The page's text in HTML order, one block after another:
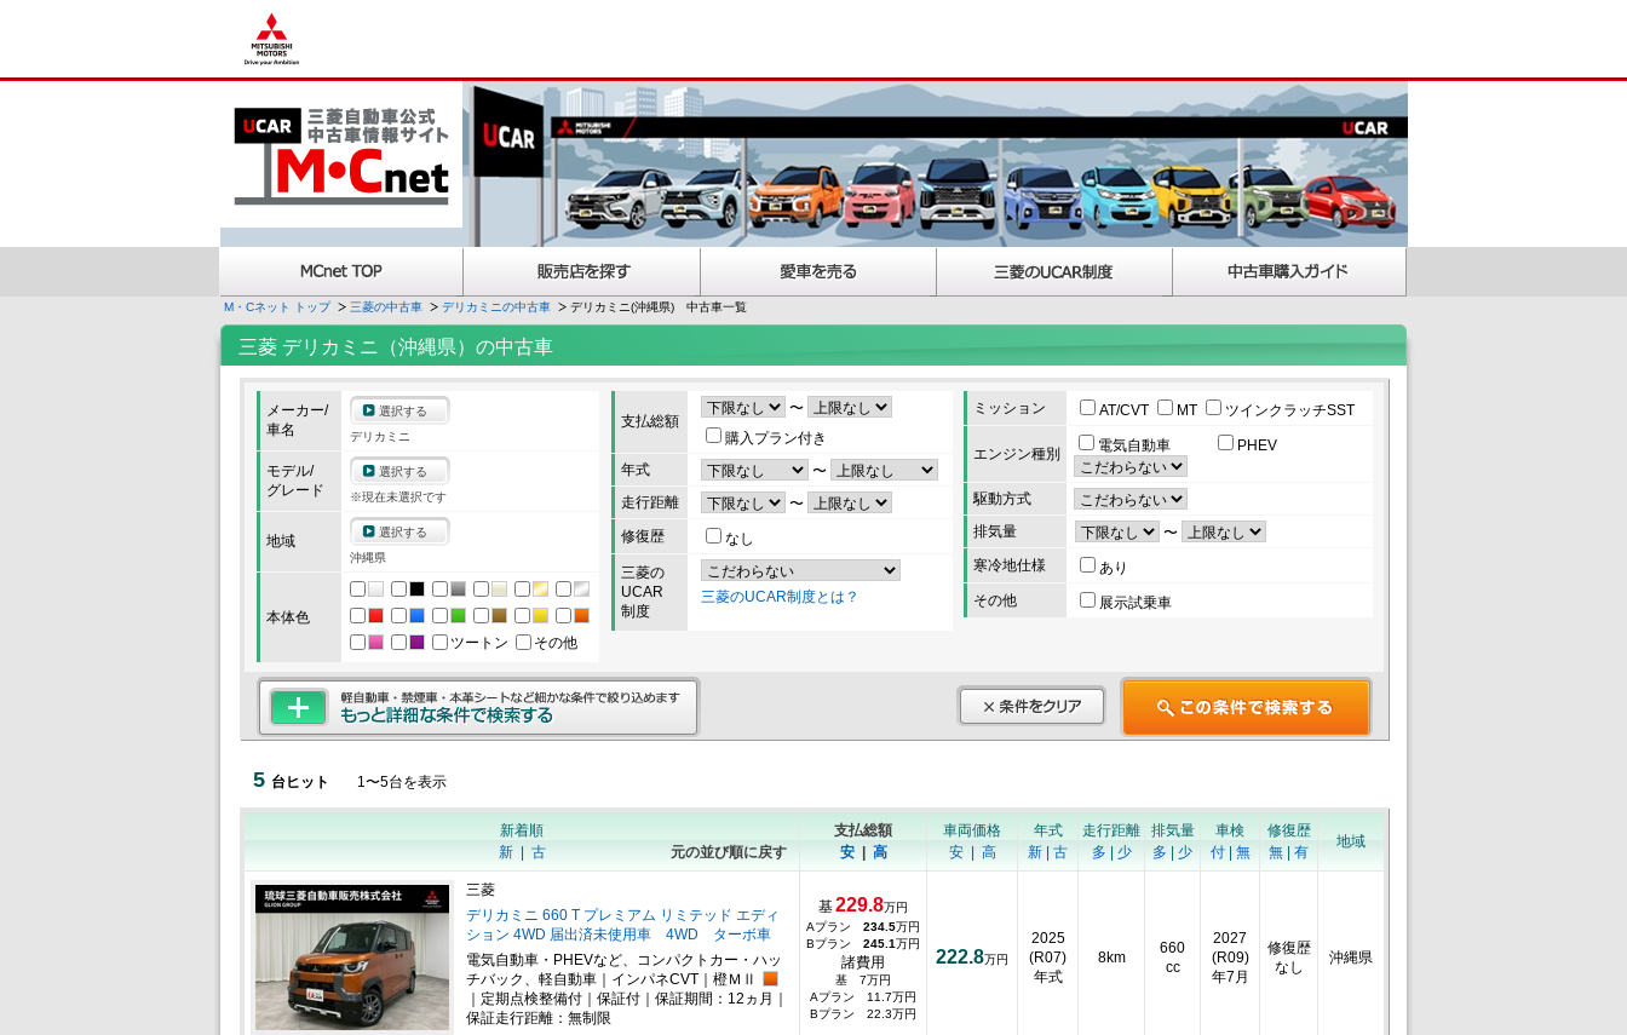
M・Cネット トップ 三菱の中古車 デリカミニの中古車 デリカミニ(沖縄県) 中古車一覧
三菱 デリカミニ（沖縄県）の中古車
メーカー/
車名
選択する
デリカミニ
モデル/
グレード
選択する
※現在未選択です
地域
選択する
沖縄県
本体色
ツートン
その他
支払総額
〜
購入プラン付き
年式
〜
走行距離
〜
修復歴
なし
三菱の
UCAR
制度
三菱のUCAR制度とは？
ミッション AT/CVT MT ツインクラッチSST
エンジン種別 電気自動車 PHEV
駆動方式
排気量
〜
寒冷地仕様
あり
その他
展示試乗車
5 台ヒット 1〜5台を表示
新着順
新| 古 元の並び順に戻す
支払総額
安| 高
車両価格
安| 高
年式
新
古
走行距離
多
少
排気量
多
少
車検
付| 無
修復歴
無
有
地域
三菱
デリカミニ 660 T プレミアム リミテッド エディ
ション 4WD 届出済未使用車 4WD ターボ車
電気自動車・PHEVなど、コンパクトカー・ハッ
チバック、軽自動車｜インパネCVT｜橙ＭⅡ
｜定期点検整備付｜保証付｜保証期間：12ヵ月｜
保証走行距離：無制限
基229.8万円
Aプラン 234.5万円
Bプラン 245.1万円
諸費用
基 7万円
Aプラン 11.7万円
Bプラン 22.3万円
222.8万円
2025
(R07)
年式
8km
660
cc
2027
(R09)
年7月
修復歴
なし
沖縄県